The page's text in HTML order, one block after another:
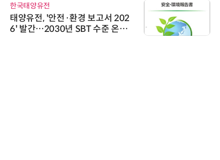
한국태양유전
태양유전, '안전·환경 보고서 202
6' 발간…2030년 SBT 수준 온실